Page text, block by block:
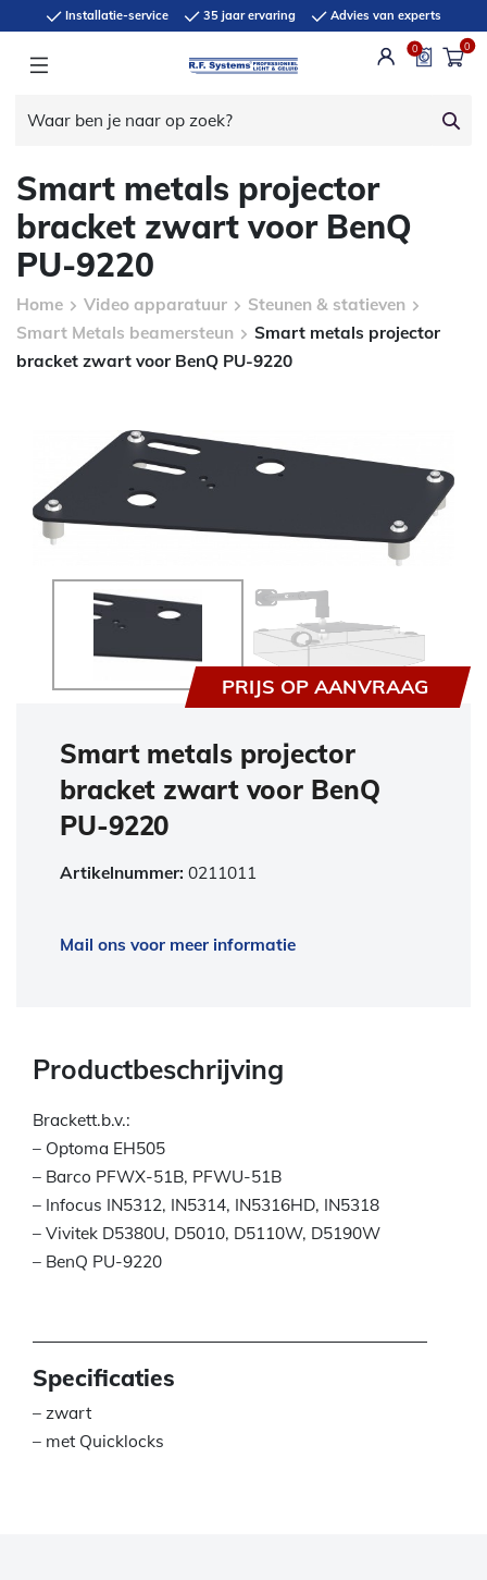
Installatie-service 35 jaar ervaring Advies van experts
0 0
Smart metals projector
bracket zwart voor BenQ
PU-9220
Home Video apparatuur
Steunen & statieven
Smart Metals beamersteun
Smart metals projector
bracket zwart voor BenQ PU-9220
PRIJS OP AANVRAAG
Smart metals projector
bracket zwart voor BenQ
PU-9220
Artikelnummer: 0211011
Mail ons voor meer informatie
Productbeschrijving
Brackett.b.v.:
– Optoma EH505
– Barco PFWX-51B, PFWU-51B
– Infocus IN5312, IN5314, IN5316HD, IN5318
– Vivitek D5380U, D5010, D5110W, D5190W
– BenQ PU-9220
Specificaties
– zwart
– met Quicklocks